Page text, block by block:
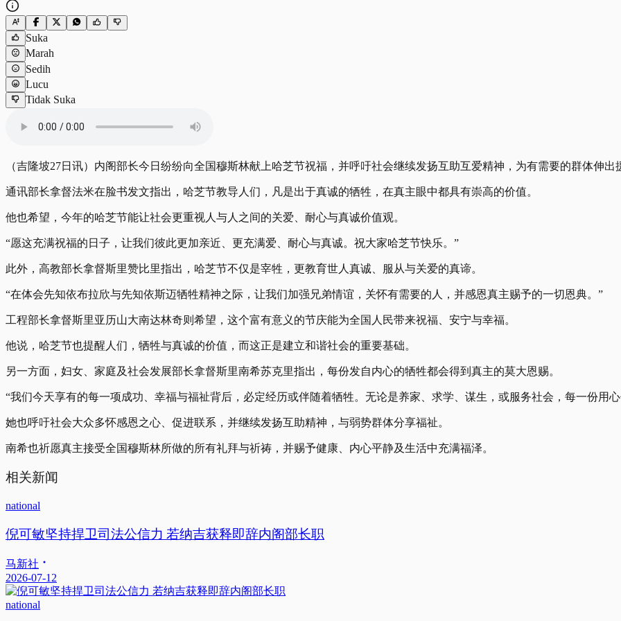
Suka
Marah
Sedih
Lucu
Tidak Suka
（吉隆坡27日讯）内阁部长今日纷纷向全国穆斯林献上哈芝节祝福，并呼吁社会继续发扬互助互爱精神，为有需要的群体伸
通讯部长拿督法米在脸书发文指出，哈芝节教导人们，凡是出于真诚的牺牲，在真主眼中都具有崇高的价值。
他也希望，今年的哈芝节能让社会更重视人与人之间的关爱、耐心与真诚价值观。
“愿这充满祝福的日子，让我们彼此更加亲近、更充满爱、耐心与真诚。祝大家哈芝节快乐。”
此外，高教部长拿督斯里赞比里指出，哈芝节不仅是宰牲，更教育世人真诚、服从与关爱的真谛。
“在体会先知依布拉欣与先知依斯迈牺牲精神之际，让我们加强兄弟情谊，关怀有需要的人，并感恩真主赐予的一切恩典。”
工程部长拿督斯里亚历山大南达林奇则希望，这个富有意义的节庆能为全国人民带来祝福、安宁与幸福。
他说，哈芝节也提醒人们，牺牲与真诚的价值，而这正是建立和谐社会的重要基础。
另一方面，妇女、家庭及社会发展部长拿督斯里南希苏克里指出，每份发自内心的牺牲都会得到真主的莫大恩赐。
“我们今天享有的每一项成功、幸福与福祉背后，必定经历或伴随着牺牲。无论是养家、求学、谋生，或服务社会，每一份用
她也呼吁社会大众多怀感恩之心、促进联系，并继续发扬互助精神，与弱势群体分享福祉。
南希也祈愿真主接受全国穆斯林所做的所有礼拜与祈祷，并赐予健康、内心平静及生活中充满福泽。
相关新闻
national
倪可敏坚持捍卫司法公信力 若纳吉获释即辞内阁部长职
马新社
2026-07-12
national